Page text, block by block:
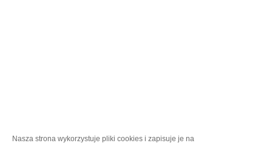
Nasza strona wykorzystuje pliki cookies i zapisuje je na